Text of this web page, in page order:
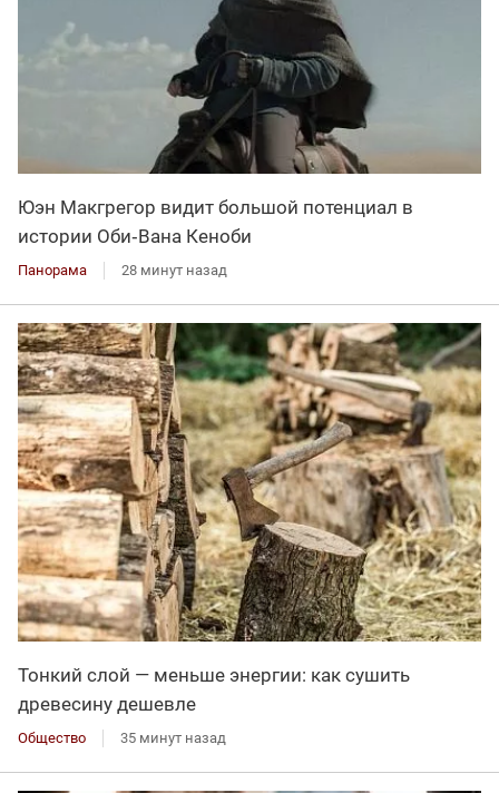
Юэн Макгрегор видит большой потенциал в
истории Оби‑Вана Кеноби
Панорама 28 минут назад
Тонкий слой — меньше энергии: как сушить
древесину дешевле
Общество 35 минут назад